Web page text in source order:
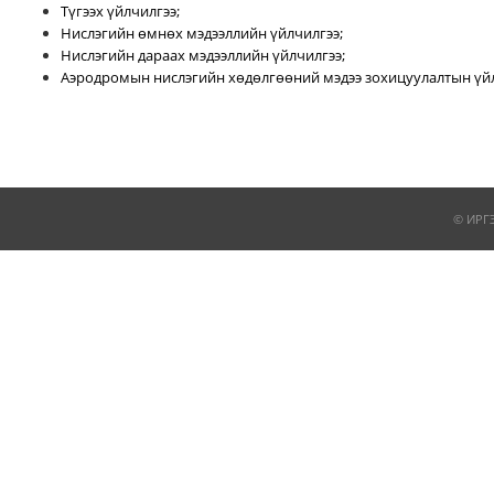
Түгээх үйлчилгээ;
Нислэгийн өмнөх мэдээллийн үйлчилгээ;
Нислэгийн дараах мэдээллийн үйлчилгээ;
Аэродромын нислэгийн хөдөлгөөний мэдээ зохицуулалтын
©